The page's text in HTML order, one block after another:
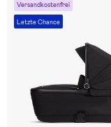
Versandkostenfrei
Letzte Chance